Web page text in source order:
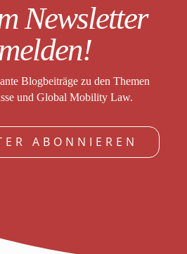
Newsletter
Blogbeiträge zu den Themen
und Global Mobility Law.
ABONNIEREN